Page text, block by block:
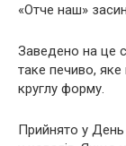
«Отче наш»
Заведено на це
таке печиво, яке
круглу форму.
Прийнято у